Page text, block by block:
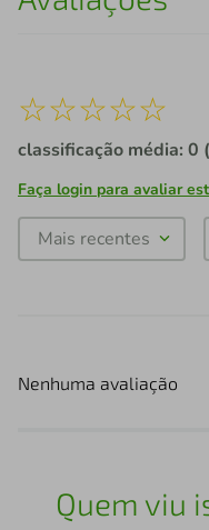
☆☆☆☆☆
classificação média: 0
Faça login para avaliar
Mais recentes
Nenhuma avaliação
Quem viu